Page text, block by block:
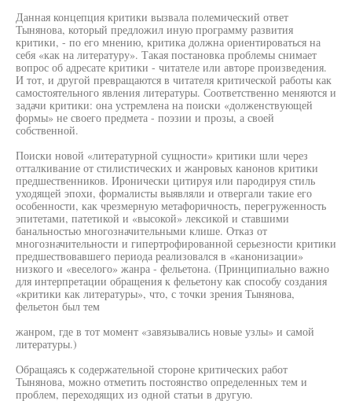
Данная концепция критики вызвала полемический ответ
Тынянова, который предложил иную программу развития
критики, - по его мнению, критика должна ориентироваться на
себя «как на литературу». Такая постановка проблемы снимает
вопрос об адресате критики - читателе или авторе произведения.
И тот, и другой превращаются в читателя критической работы как
самостоятельного явления литературы. Соответственно меняются и
задачи критики: она устремлена на поиски «долженствующей
формы» не своего предмета - поэзии и прозы, а своей
собственной.
Поиски новой «литературной сущности» критики шли через
отталкивание от стилистических и жанровых канонов критики
предшественников. Иронически цитируя или пародируя стиль
уходящей эпохи, формалисты выявляли и отвергали такие его
особенности, как чрезмерную метафоричность, перегруженность
эпитетами, патетикой и «высокой» лексикой и ставшими
банальностью многозначительными клише. Отказ от
многозначительности и гипертрофированной серьезности критики
предшествовавшего периода реализовался в «канонизации»
низкого и «веселого» жанра - фельетона. (Принципиально важно
для интерпретации обращения к фельетону как способу создания
«критики как литературы», что, с точки зрения Тынянова,
фельетон был тем
жанром, где в тот момент «завязывались новые узлы» и самой
литературы.)
Обращаясь к содержательной стороне критических работ
Тынянова, можно отметить постоянство определенных тем и
проблем, переходящих из одной статьи в другую.